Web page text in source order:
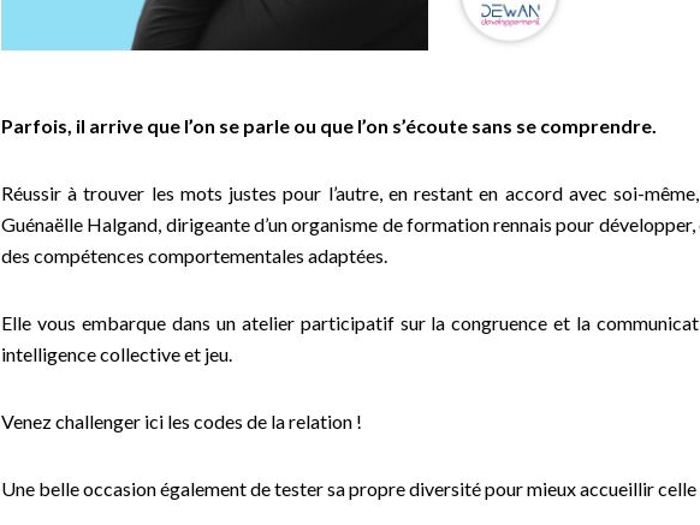
Parfois, il arrive que l’on se parle ou que l’on s’écoute sans se comprendre.
Réussir à trouver les mots justes pour l’autre, en restant en accord avec soi-
Guénaëlle Halgand, dirigeante d’un organisme de formation rennais pour
des compétences comportementales adaptées.
Elle vous embarque dans un atelier participatif sur la congruence et la
intelligence collective et jeu.
Venez challenger ici les codes de la relation !
Une belle occasion également de tester sa propre diversité pour mieux accueillir celle